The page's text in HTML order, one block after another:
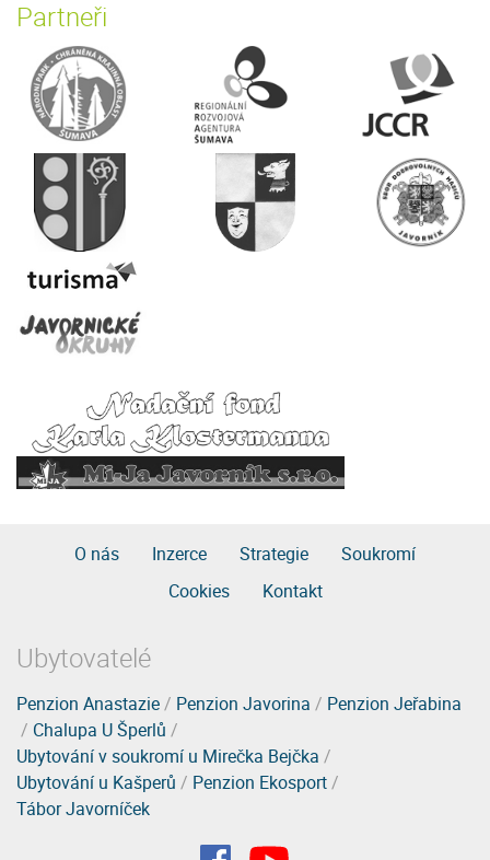
Partneři
O nás Inzerce Strategie
Soukromí
Cookies
Kontakt
Ubytovatelé
Penzion Anastazie/ Penzion Javorina / Penzion Jeřabina
/ Chalupa U Šperlů /
Ubytování v soukromí u Mirečka Bejčka /
Ubytování u Kašperů / Penzion Ekosport/
Tábor Javorníček